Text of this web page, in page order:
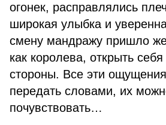
огонек, расправлялись
широкая улыбка и
смену мандражу пришло
как королева, открыть
стороны. Все эти
передать словами, их
почувствовать…